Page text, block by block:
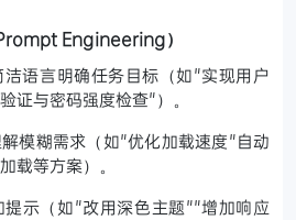
Engineering）
洁语言明确任务目标（如"实现用户
证与密码强度检查"）。
解模糊需求（如"优化加载速度"自动
载等方案）。
提示（如"改用深色主题""增加响应